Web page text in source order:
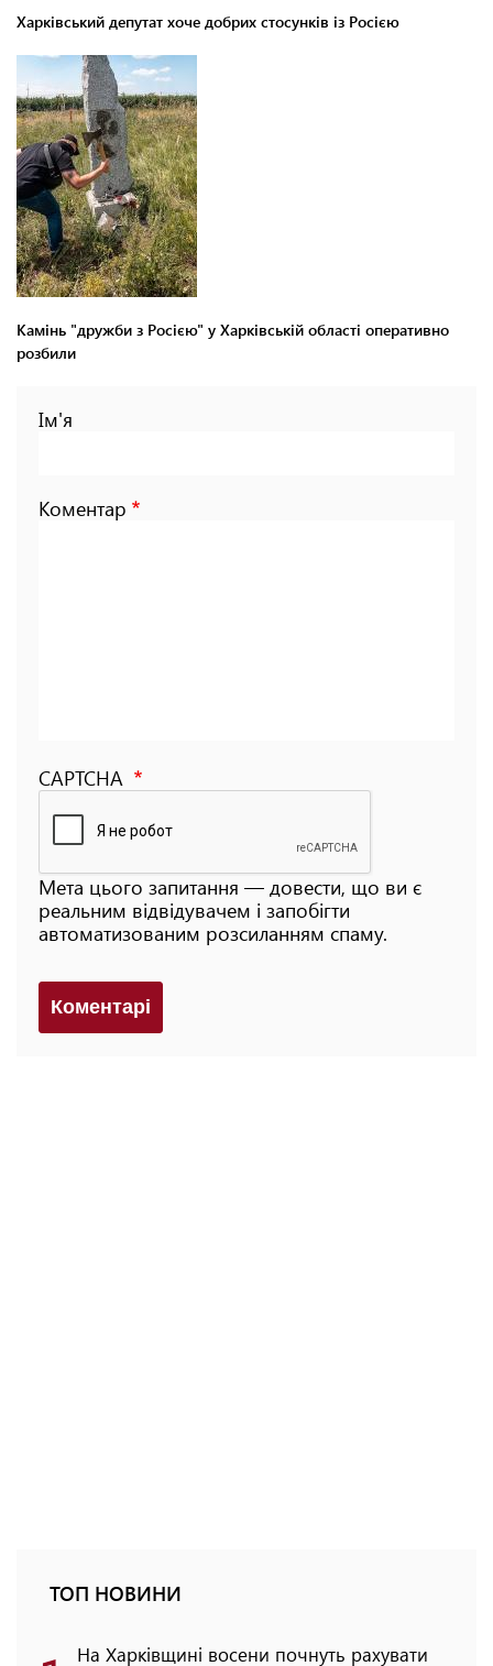
Харківський депутат хоче добрих стосунків із Росією
Камінь "дружби з Росією" у Харківській області оперативно
розбили
Ім'я
Коментар
CAPTCHA
Мета цього запитання — довести, що ви є
реальним відвідувачем і запобігти
автоматизованим розсиланням спаму.
Коментарi
ТОП НОВИНИ
На Харківщині восени почнуть рахувати